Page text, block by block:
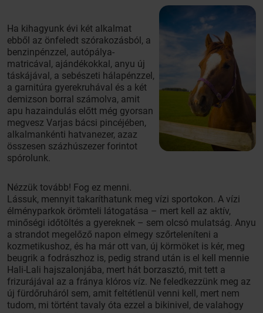
Ha kihagyunk évi két alkalmat
ebből az önfeledt szórakozásból, a
benzinpénzzel, autópálya-
matricával, ajándékokkal, anyu új
táskájával, a sebészeti hálapénzzel,
a garnitúra gyerekruhával és a két
demizson borral számolva, amit
apu hazaindulás előtt még gyorsan
megvesz Varjas bácsi pincéjében,
alkalmankénti hatvanezer, azaz
összesen százhúszezer forintot
spórolunk.
Nézzük tovább! Fog ez menni.
Lássuk, mennyit takaríthatunk meg vízi sportokon. A vízi
élményparkok örömteli látogatása – mert kell az aktív,
minőségi időtöltés a gyereknek – sem olcsó mulatság. Anyu
a strandot megelőző napon elmegy szőrteleníteni a
kozmetikushoz, és ha már ott van, új körmöket is kér, meg
beugrik a fodrászhoz is, pedig strand után is el kell mennie
Hali-Lali hajszalonjába, mert hát borzasztó, mit tett a
frizurájával az a fránya klóros víz. Ne feledkezzünk meg az
új fürdőruháról sem, amit feltétlenül venni kell, mert nem
tudom, mi történt tavaly óta ezzel a bikinivel, de valahogy